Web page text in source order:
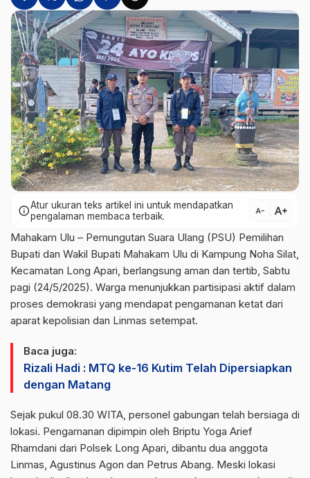
infoAtur ukuran teks artikel ini untuk mendapatkan
pengalaman membaca terbaik.
text_decrease text_increase
Mahakam Ulu – Pemungutan Suara Ulang (PSU) Pemilihan
Bupati dan Wakil Bupati Mahakam Ulu di Kampung Noha Silat,
Kecamatan Long Apari, berlangsung aman dan tertib, Sabtu
pagi (24/5/2025). Warga menunjukkan partisipasi aktif dalam
proses demokrasi yang mendapat pengamanan ketat dari
aparat kepolisian dan Linmas setempat.
Baca juga:
Rizali Hadi : MTQ ke-16 Kutim Telah Dipersiapkan
dengan Matang
Sejak pukul 08.30 WITA, personel gabungan telah bersiaga di
lokasi. Pengamanan dipimpin oleh Briptu Yoga Arief
Rhamdani dari Polsek Long Apari, dibantu dua anggota
Linmas, Agustinus Agon dan Petrus Abang. Meski lokasi